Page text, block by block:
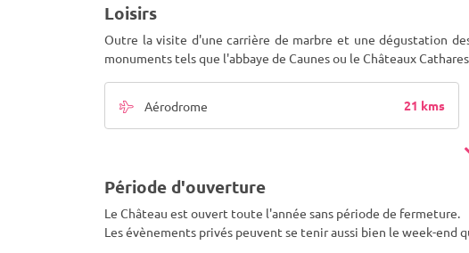
Loisirs
Outre la visite d'une carrière de marbre et une dégustation
monuments tels que l'abbaye de Caunes ou le Châteaux
Aérodrome 21 kms
Période d'ouverture
Le Château est ouvert toute l'année sans période de fermeture.
Les évènements privés peuvent se tenir aussi bien le week-end